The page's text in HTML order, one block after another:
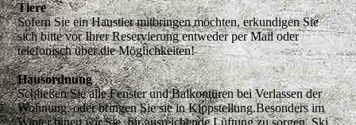
Tiere
Sofern Sie ein Haustier mitbringen möchten, erkundigen Sie
sich bitte vor Ihrer Reservierung entweder per Mail oder
telefonisch über die Möglichkeiten!
Hausordnung
Schließen Sie alle Fenster und Balkontüren bei Verlassen der
Wohnung, oder bringen Sie sie in Kippstellung.Besonders im
Winter bitten wir Sie, für ausreichende Lüftung zu sorgen. Ski,